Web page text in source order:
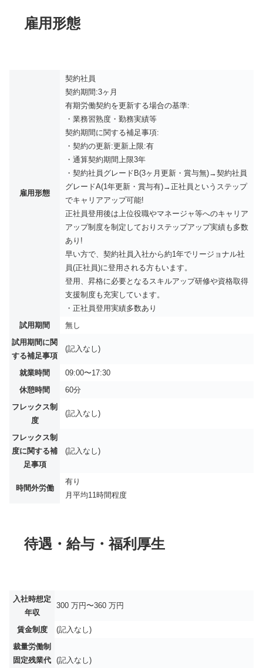
雇用形態
雇用形態
契約社員
契約期間:3ヶ月
有期労働契約を更新する場合の基準:
・業務習熟度・勤務実績等
契約期間に関する補足事項:
・契約の更新:更新上限:有
・通算契約期間上限3年
・契約社員グレードB(3ヶ月更新・賞与無)→契約社員
グレードA(1年更新・賞与有)→正社員というステップ
でキャリアアップ可能!
正社員登用後は上位役職やマネージャ等へのキャリア
アップ制度を制定しておりステップアップ実績も多数
あり!
早い方で、契約社員入社から約1年でリージョナル社
員(正社員)に登用される方もいます。
登用、昇格に必要となるスキルアップ研修や資格取得
支援制度も充実しています。
・正社員登用実績多数あり
試用期間
無し
試用期間に関
する補足事項
(記入なし)
就業時間
09:00〜17:30
休憩時間
60分
フレックス制
度
(記入なし)
フレックス制
度に関する補
足事項
(記入なし)
時間外労働
有り
月平均11時間程度
待遇・給与・福利厚生
入社時想定
年収
300 万円〜360 万円
賃金制度
(記入なし)
裁量労働制
固定残業代 (記入なし)